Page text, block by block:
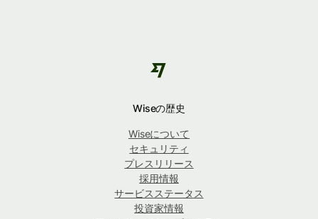
Wiseの歴史
Wiseについて
セキュリティ
プレスリリース
採用情報
サービスステータス
投資家情報